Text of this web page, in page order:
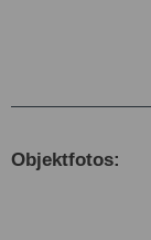
Objekt­fotos: